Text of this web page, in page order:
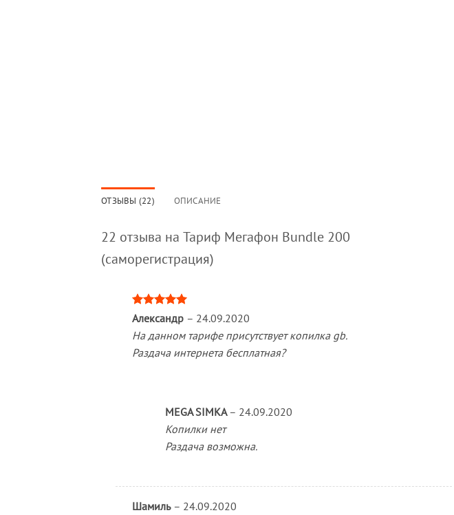
ОТЗЫВЫ (22) ОПИСАНИЕ
22 отзыва на Тариф Мегафон Bundle 200
(саморегистрация)
Оценка5
Александр – 24.09.2020
На данном тарифе присутствует копилка gb.
Раздача интернета бесплатная?
MEGA SIMKA – 24.09.2020
Копилки нет
Раздача возможна.
Шамиль – 24.09.2020